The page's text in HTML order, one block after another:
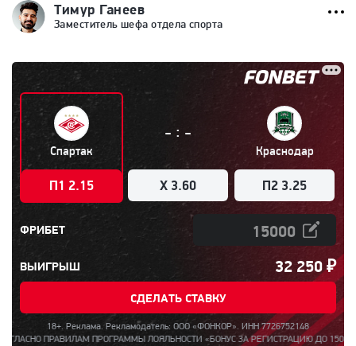
Тимур Ганеев
Заместитель шефа отдела спорта
Спартак
П1 2.15
- : -
X 3.60
Краснодар
П2 3.25
ФРИБЕТ
ВЫИГРЫШ 32 250₽
СДЕЛАТЬ СТАВКУ
18+. Реклама. Рекламодатель: ООО «ФОНКОР». ИНН 7726752148
ПРАВИЛАМ ПРОГРАММЫ ЛОЯЛЬНОСТИ «БОНУС ЗА РЕГИСТРАЦИЮ ДО 15000».